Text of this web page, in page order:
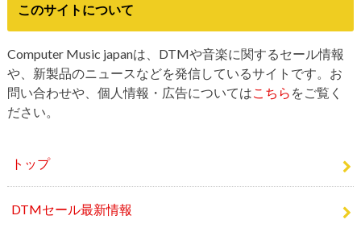
このサイトについて
Computer Music japanは、DTMや音楽に関するセール情報
や、新製品のニュースなどを発信しているサイトです。お
問い合わせや、個人情報・広告についてはこちら をご覧く
ださい。
トップ
DTMセール最新情報